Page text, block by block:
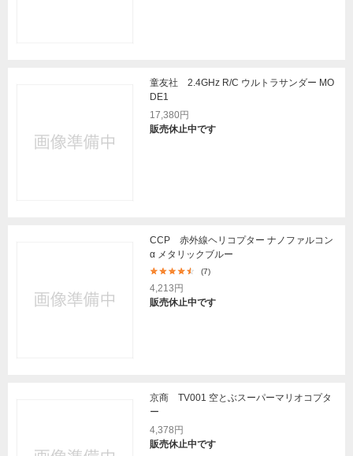
童友社 2.4GHz R/C ウルトラサンダー MO
DE1
17,380円
販売休止中です
CCP 赤外線ヘリコプター ナノファルコン
α メタリックブルー
(7)
4,213円
販売休止中です
京商 TV001 空とぶスーパーマリオコプタ
ー
4,378円
販売休止中です